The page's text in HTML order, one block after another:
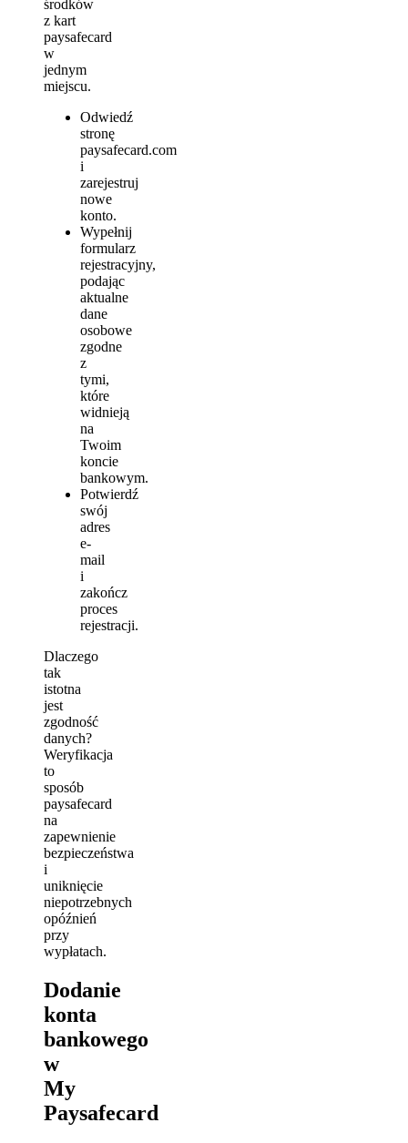
środków
z kart
paysafecard
w
jednym
miejscu.
Odwiedź
stronę
paysafecard.com
i
zarejestruj
nowe
konto.
Wypełnij
formularz
rejestracyjny,
podając
aktualne
dane
osobowe
zgodne
z
tymi,
które
widnieją
na
Twoim
koncie
bankowym.
Potwierdź
swój
adres
e-
mail
i
zakończ
proces
rejestracji.
Dlaczego
tak
istotna
jest
zgodność
danych?
Weryfikacja
to
sposób
paysafecard
na
zapewnienie
bezpieczeństwa
i
uniknięcie
niepotrzebnych
opóźnień
przy
wypłatach.
Dodanie
konta
bankowego
w
My
Paysafecard